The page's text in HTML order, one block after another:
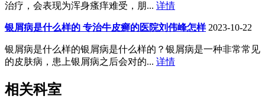
治疗，会表现为浑身瘙痒难受，朋... 详情
银屑病是什么样的 专治牛皮癣的医院刘伟峰怎样 2023-10-22
银屑病是什么样的银屑病是什么样的？银屑病是一种非常常见
的皮肤病，患上银屑病之后会对的... 详情
相关科室